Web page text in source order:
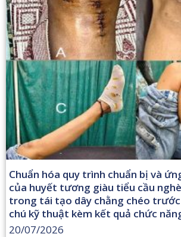
Chuẩn hóa quy trình chuẩn bị và
của huyết tương giàu tiểu cầu
trong tái tạo dây chằng chéo trước
chú kỹ thuật kèm kết quả chức
20/07/2026